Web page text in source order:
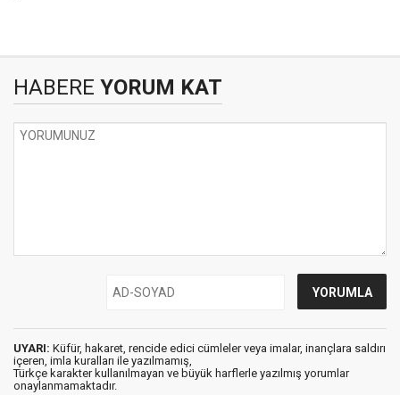
HABERE YORUM KAT
UYARI: Küfür, hakaret, rencide edici cümleler veya imalar, inançlara saldırı
içeren, imla kuralları ile yazılmamış,
Türkçe karakter kullanılmayan ve büyük harflerle yazılmış yorumlar
onaylanmamaktadır.